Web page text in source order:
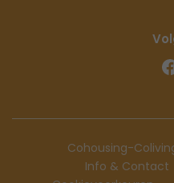
Cohousing-
Info & Contact